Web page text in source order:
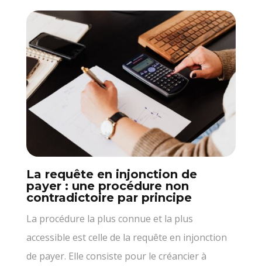
La requête en injonction de
payer : une procédure non
contradictoire par principe
La procédure la plus connue et la plus
accessible est celle de la requête en injonction
de payer. Elle consiste pour le créancier à